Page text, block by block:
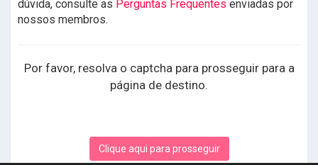
dúvida, consulte as Perguntas Frequentes enviadas por
nossos membros.
Por favor, resolva o captcha para prosseguir para a
página de destino.
Clique aqui para prosseguir